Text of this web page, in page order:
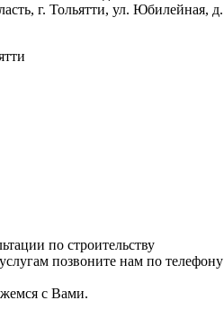
г. Тольятти, ул. Юбилейная, д.
по строительству
позвоните нам по телефону
с Вами.